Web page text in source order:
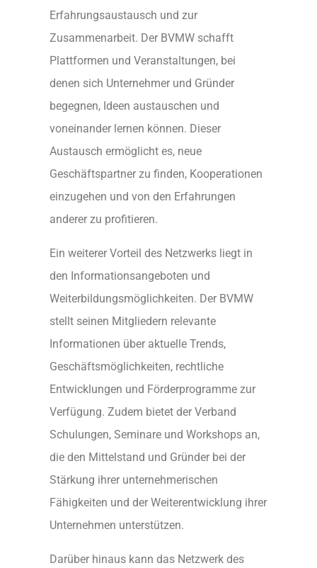
Erfahrungsaustausch und zur
Zusammenarbeit. Der BVMW schafft
Plattformen und Veranstaltungen, bei
denen sich Unternehmer und Gründer
begegnen, Ideen austauschen und
voneinander lernen können. Dieser
Austausch ermöglicht es, neue
Geschäftspartner zu finden, Kooperationen
einzugehen und von den Erfahrungen
anderer zu profitieren.
Ein weiterer Vorteil des Netzwerks liegt in
den Informationsangeboten und
Weiterbildungsmöglichkeiten. Der BVMW
stellt seinen Mitgliedern relevante
Informationen über aktuelle Trends,
Geschäftsmöglichkeiten, rechtliche
Entwicklungen und Förderprogramme zur
Verfügung. Zudem bietet der Verband
Schulungen, Seminare und Workshops an,
die den Mittelstand und Gründer bei der
Stärkung ihrer unternehmerischen
Fähigkeiten und der Weiterentwicklung ihrer
Unternehmen unterstützen.
Darüber hinaus kann das Netzwerk des